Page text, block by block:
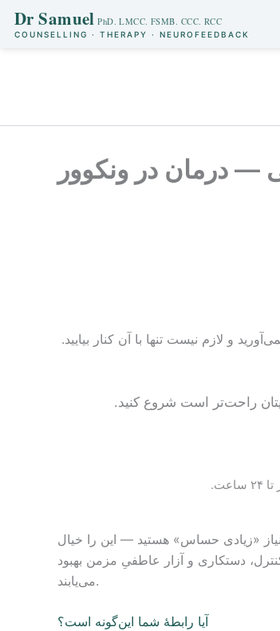
— درمان در ونکوور
و لازم نیست تنها با آن کنار بیایید.
راحت‌تر است شروع کنید.
«زیادی حساس» هستید — این را خیال
دستکاری و آزار عاطفیِ مزمن بهبود
می‌یابند.
آیا رابطهٔ شما این‌گونه است؟
Dr Samuel
COUNSELLING · THERAPY · NEUROFEEDBACK